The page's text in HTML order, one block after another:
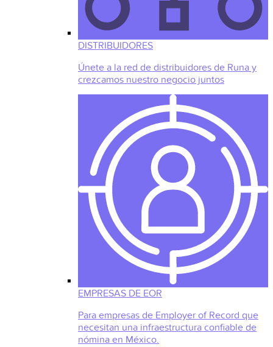
DISTRIBUIDORES
Únete a la red de distribuidores de Runa y
crezcamos nuestro negocio juntos
EMPRESAS DE EOR
Para empresas de Employer of Record que
necesitan una infraestructura confiable de
nómina en México.